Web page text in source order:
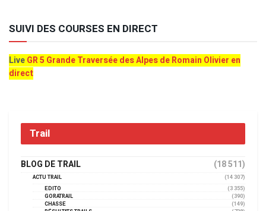
SUIVI DES COURSES EN DIRECT
LiveGR 5 Grande Traversée des Alpes de Romain Olivier en
direct
Trail
BLOG DE TRAIL (18 511)
ACTU TRAIL
(14 307)
EDITO
(3 355)
GORATRAIL
(390)
CHASSE
(149)